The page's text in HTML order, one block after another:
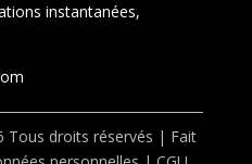
instantanées,
droits réservés | Fait